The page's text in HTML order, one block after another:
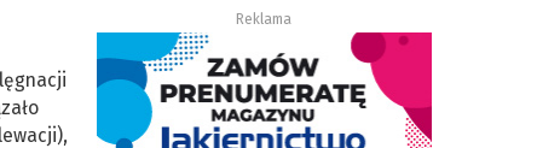
Reklama